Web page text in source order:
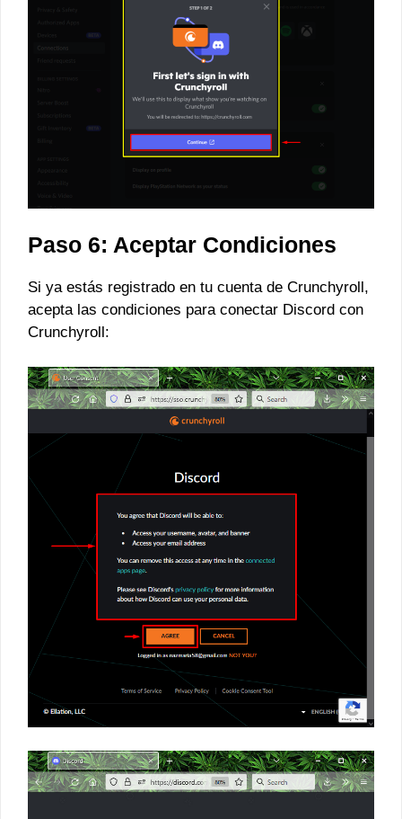
Paso 6: Aceptar Condiciones
Si ya estás registrado en tu cuenta de Crunchyroll,
acepta las condiciones para conectar Discord con
Crunchyroll: